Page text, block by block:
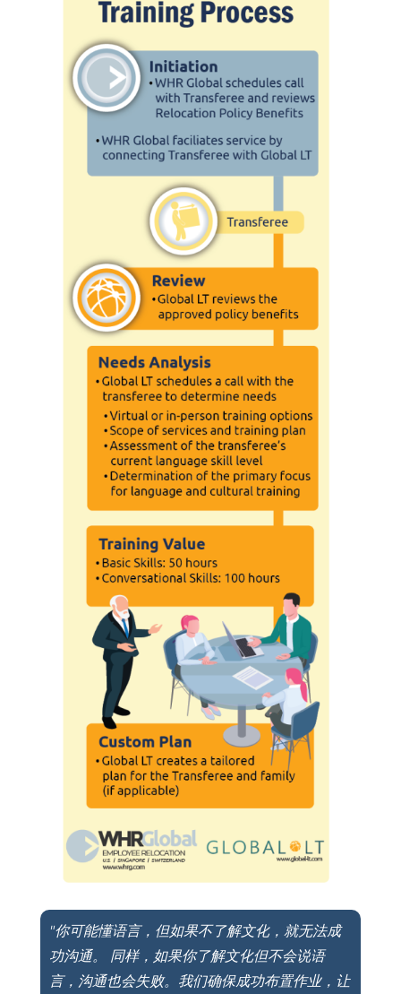
"你可能懂语言，但如果不了解文化，就无法成
功沟通。 同样，如果你了解文化但不会说语
言，沟通也会失败。我们确保成功布置作业，让